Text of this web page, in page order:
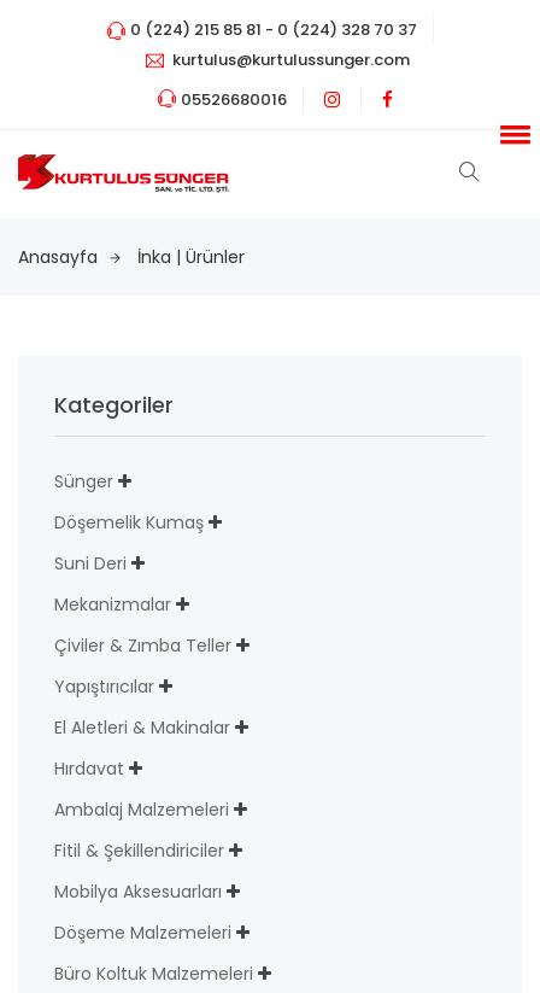
0 (224) 215 85 81 - 0 (224) 328 70 37
kurtulus@kurtulussunger.com
05526680016
Anasayfa İnka | Ürünler
Kategoriler
Sünger
Döşemelik Kumaş
Suni Deri
Mekanizmalar
Çiviler & Zımba Teller
Yapıştırıcılar
El Aletleri & Makinalar
Hırdavat
Ambalaj Malzemeleri
Fitil & Şekillendiriciler
Mobilya Aksesuarları
Döşeme Malzemeleri
Büro Koltuk Malzemeleri